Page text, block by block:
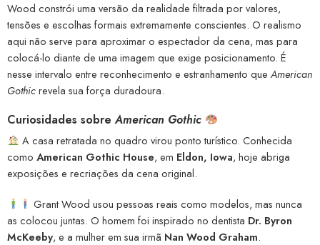
Wood constrói uma versão da realidade filtrada por valores,
tensões e escolhas formais extremamente conscientes. O realismo
aqui não serve para aproximar o espectador da cena, mas para
colocá-lo diante de uma imagem que exige posicionamento. É
nesse intervalo entre reconhecimento e estranhamento que American
Gothicrevela sua força duradoura.
Curiosidades sobreAmerican Gothic
A casa retratada no quadro virou ponto turístico. Conhecida
como American Gothic House, em Eldon, Iowa, hoje abriga
exposições e recriações da cena original.
Grant Wood usou pessoas reais como modelos, mas nunca
as colocou juntas. O homem foi inspirado no dentista Dr. Byron
McKeeby, e a mulher em sua irmã Nan Wood Graham.